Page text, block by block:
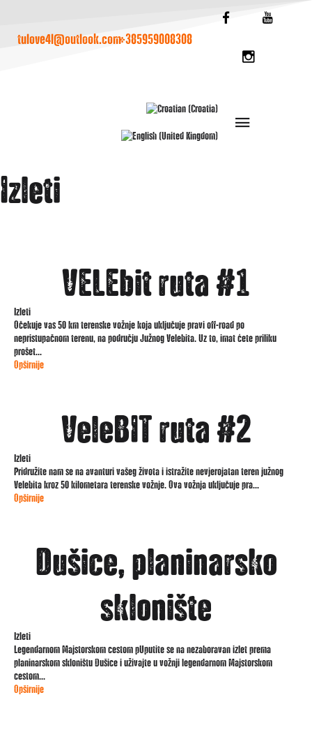
tulove4l@outlook.com+385959008308
Izleti
VELEbit ruta #1
Izleti
Očekuje vas 50 km terenske vožnje koja uključuje pravi off-road po
nepristupačnom terenu, na području Južnog Velebita. Uz to, imat ćete priliku
prošet...
Opširnije
VeleBIT ruta #2
Izleti
Pridružite nam se na avanturi vašeg života i istražite nevjerojatan teren južnog
Velebita kroz 50 kilometara terenske vožnje. Ova vožnja uključuje pra...
Opširnije
Dušice, planinarsko
sklonište
Izleti
Legendarnom Majstorskom cestom pUputite se na nezaboravan izlet prema
planinarskom skloništu Dušice i uživajte u vožnji legendarnom Majstorskom
cestom...
Opširnije